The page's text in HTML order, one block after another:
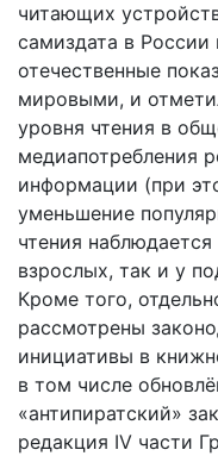
читающих
самиздата в России
отечественные
мировыми, и
уровня чтения в
медиапотребления
информации (при
уменьшение
чтения наблюдается
взрослых, так и у
Кроме того,
рассмотрены
инициативы в
в том числе
«антипиратский»
редакция IV части